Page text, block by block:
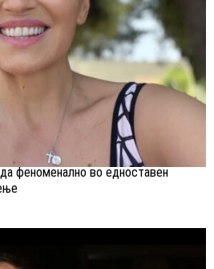
феноменално во едноставен